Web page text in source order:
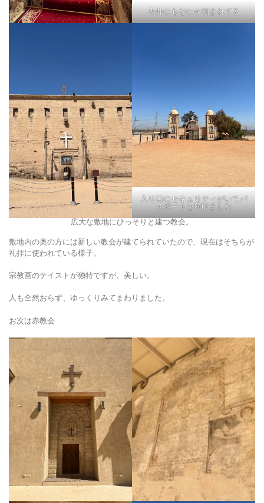
天井にもなにか刻まれてる
入り口にセキュリティがいてパ
スポートを預けました
広大な敷地にひっそりと建つ教会。
敷地内の奥の方には新しい教会が建てられていたので、現在はそちらが
礼拝に使われている様子。
宗教画のテイストが独特ですが、美しい。
人も全然おらず、ゆっくりみてまわりました。
お次は赤教会